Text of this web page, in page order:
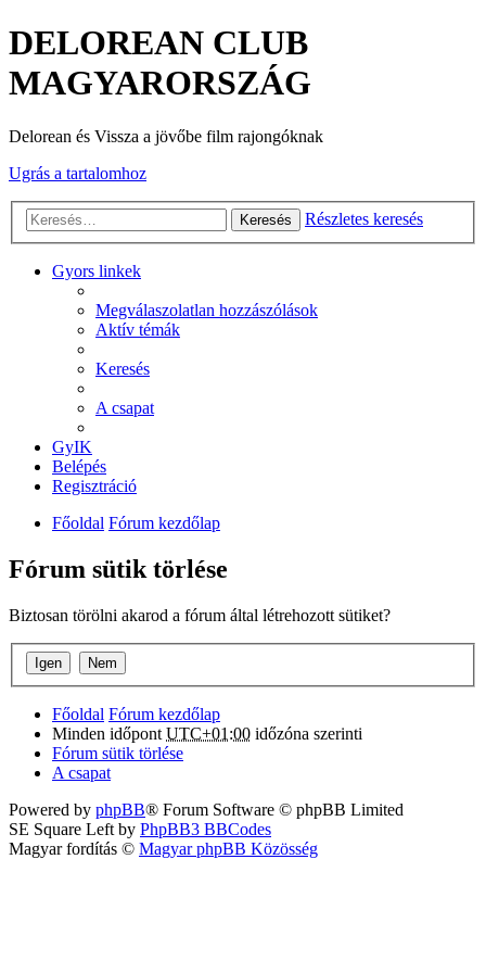
DELOREAN CLUB
MAGYARORSZÁG
Delorean és Vissza a jövőbe film rajongóknak
Ugrás a tartalomhoz
Keresés Részletes keresés
Gyors linkek
Megválaszolatlan hozzászólások
Aktív témák
Keresés
A csapat
GyIK
Belépés
Regisztráció
Főoldal Fórum kezdőlap
Fórum sütik törlése
Biztosan törölni akarod a fórum által létrehozott sütiket?
Főoldal Fórum kezdőlap
Minden időpont UTC+01:00 időzóna szerinti
Fórum sütik törlése
A csapat
Powered by phpBB® Forum Software © phpBB Limited
SE Square Left by PhpBB3 BBCodes
Magyar fordítás © Magyar phpBB Közösség